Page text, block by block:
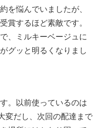
を悩んでいましたが、
賞するほど素敵です。
、ミルキーベージュに
グッと明るくなりまし
。以前使っているのは
変だし、次回の配達まで